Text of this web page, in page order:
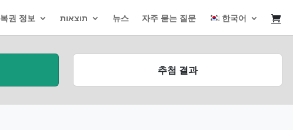
복권 정보 תוצאות 뉴스 자주 묻는 질문 한국어
추첨 결과